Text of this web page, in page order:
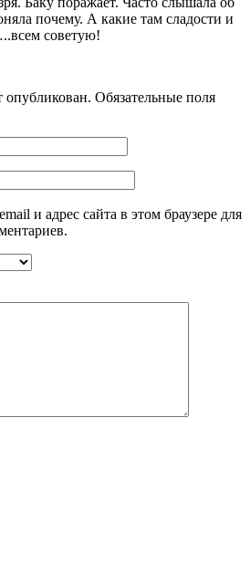
почему. А какие там сладости и
советую!
опубликован. Обязательные поля
и адрес сайта в этом браузере для